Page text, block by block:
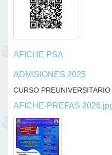
AFICHE PSA
ADMISIONES 2025
CURSO
AFICHE-PREFAS